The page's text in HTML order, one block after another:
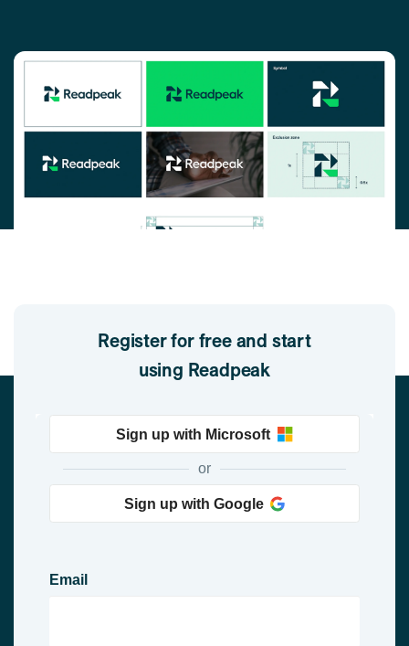
Register for free and start
using Readpeak